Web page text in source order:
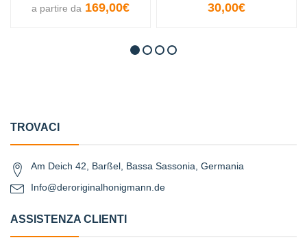
a partire da 169,00€ 30,00€
TROVACI
Am Deich 42, Barßel, Bassa Sassonia, Germania
Info@deroriginalhonigmann.de
ASSISTENZA CLIENTI